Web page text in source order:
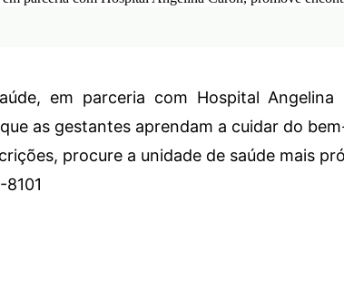
em parceria com Hospital
as gestantes aprendam a cuidar do
procure a unidade de saúde mais